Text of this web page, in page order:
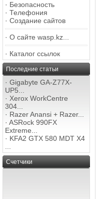
· Безопасность
· Телефония
· Создание сайтов
· О сайте wasp.kz...
· Каталог ссылок
Последние статьи
· Gigabyte GA-Z77X-
UP5...
· Xerox WorkCentre
304...
· Razer Anansi + Razer...
· ASRock 990FX
Extreme...
· KFA2 GTX 580 MDT X4
Счетчики